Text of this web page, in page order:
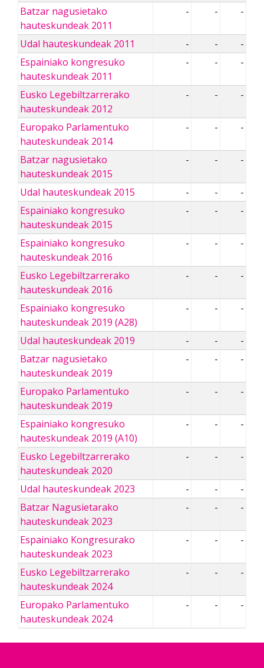
Batzar nagusietako
hauteskundeak 2011
- - -
Udal hauteskundeak 2011 - -
-
Espainiako kongresuko
hauteskundeak 2011
- - -
Eusko Legebiltzarrerako
hauteskundeak 2012
- - -
Europako Parlamentuko
hauteskundeak 2014
- - -
Batzar nagusietako
hauteskundeak 2015
- - -
Udal hauteskundeak 2015 - -
-
Espainiako kongresuko
hauteskundeak 2015
- - -
Espainiako kongresuko
hauteskundeak 2016
- - -
Eusko Legebiltzarrerako
hauteskundeak 2016
- - -
Espainiako kongresuko
hauteskundeak 2019 (A28)
- - -
Udal hauteskundeak 2019 - -
-
Batzar nagusietako
hauteskundeak 2019
- - -
Europako Parlamentuko
hauteskundeak 2019
- - -
Espainiako kongresuko
hauteskundeak 2019 (A10)
- - -
Eusko Legebiltzarrerako
hauteskundeak 2020
- - -
Udal hauteskundeak 2023 - -
-
Batzar Nagusietarako
hauteskundeak 2023
- - -
Espainiako Kongresurako
hauteskundeak 2023
- - -
Eusko Legebiltzarrerako
hauteskundeak 2024
- - -
Europako Parlamentuko
hauteskundeak 2024
- - -